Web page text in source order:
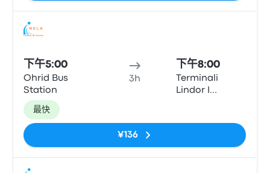
下午5:00
Ohrid Bus
Station
3h
下午8:00
Terminali
Lindor I
最快
¥136